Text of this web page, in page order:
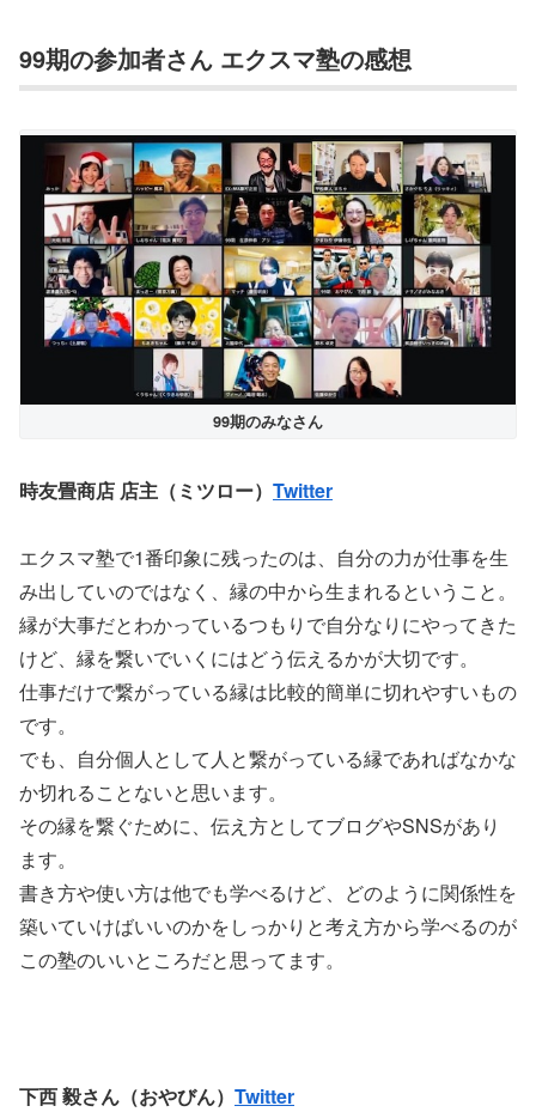
99期の参加者さん エクスマ塾の感想
99期のみなさん
時友畳商店 店主（ミツロー） Twitter
エクスマ塾で1番印象に残ったのは、自分の力が仕事を生
み出していのではなく、縁の中から生まれるということ。
縁が大事だとわかっているつもりで自分なりにやってきた
けど、縁を繋いでいくにはどう伝えるかが大切です。
仕事だけで繋がっている縁は比較的簡単に切れやすいもの
です。
でも、自分個人として人と繋がっている縁であればなかな
か切れることないと思います。
その縁を繋ぐために、伝え方としてブログやSNSがあり
ます。
書き方や使い方は他でも学べるけど、どのように関係性を
築いていけばいいのかをしっかりと考え方から学べるのが
この塾のいいところだと思ってます。
下西 毅さん（おやびん） Twitter